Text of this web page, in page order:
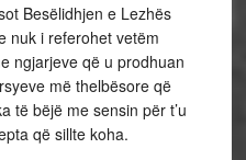
Besëlidhjen e Lezhës
nuk i referohet vetëm
ngjarjeve që u prodhuan
më thelbësore që
të bëjë me sensin për t’u
që sillte koha.